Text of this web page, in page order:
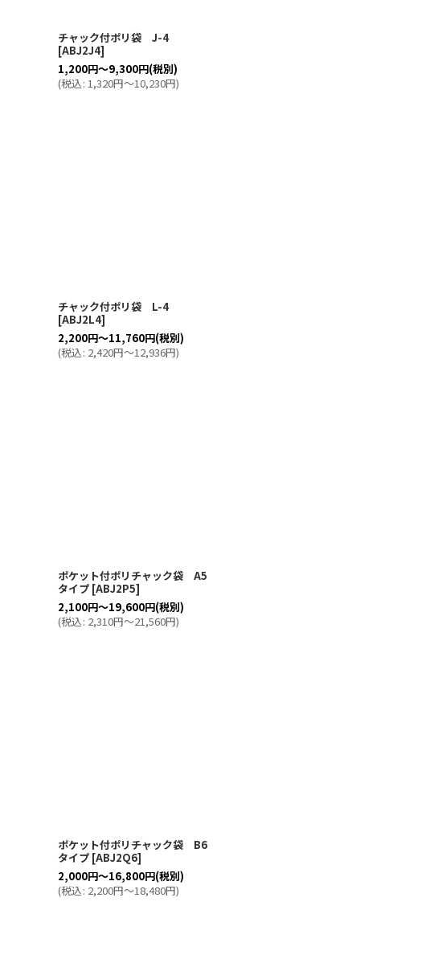
チャック付ポリ袋 J-4
[ABJ2J4]
1,200円～9,300円(税別)
(税込: 1,320円～10,230円)
チャック付ポリ袋 L-4
[ABJ2L4]
2,200円～11,760円(税別)
(税込: 2,420円～12,936円)
ポケット付ポリチャック袋 A5
タイプ [ABJ2P5]
2,100円～19,600円(税別)
(税込: 2,310円～21,560円)
ポケット付ポリチャック袋 B6
タイプ [ABJ2Q6]
2,000円～16,800円(税別)
(税込: 2,200円～18,480円)